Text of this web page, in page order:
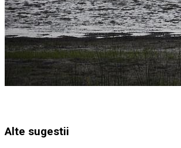
Alte sugestii